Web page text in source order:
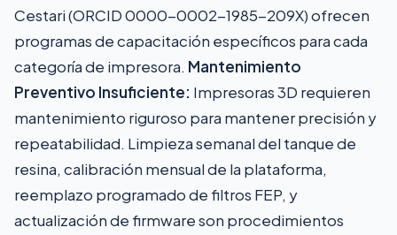
Cestari (ORCID 0000-0002-1985-209X) ofrecen
programas de capacitación específicos para cada
categoría de impresora. Mantenimiento
Preventivo Insuficiente: Impresoras 3D requieren
mantenimiento riguroso para mantener precisión y
repeatabilidad. Limpieza semanal del tanque de
resina, calibración mensual de la plataforma,
reemplazo programado de filtros FEP, y
actualización de firmware son procedimientos